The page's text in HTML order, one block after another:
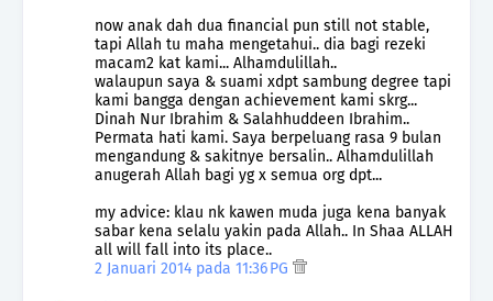
now anak dah dua financial pun still not stable,
tapi Allah tu maha mengetahui.. dia bagi rezeki
macam2 kat kami... Alhamdulillah..
walaupun saya & suami xdpt sambung degree tapi
kami bangga dengan achievement kami skrg...
Dinah Nur Ibrahim & Salahhuddeen Ibrahim..
Permata hati kami. Saya berpeluang rasa 9 bulan
mengandung & sakitnye bersalin.. Alhamdulillah
anugerah Allah bagi yg x semua org dpt...
my advice: klau nk kawen muda juga kena banyak
sabar kena selalu yakin pada Allah.. In Shaa ALLAH
all will fall into its place..
2 Januari 2014 pada 11:36 PG